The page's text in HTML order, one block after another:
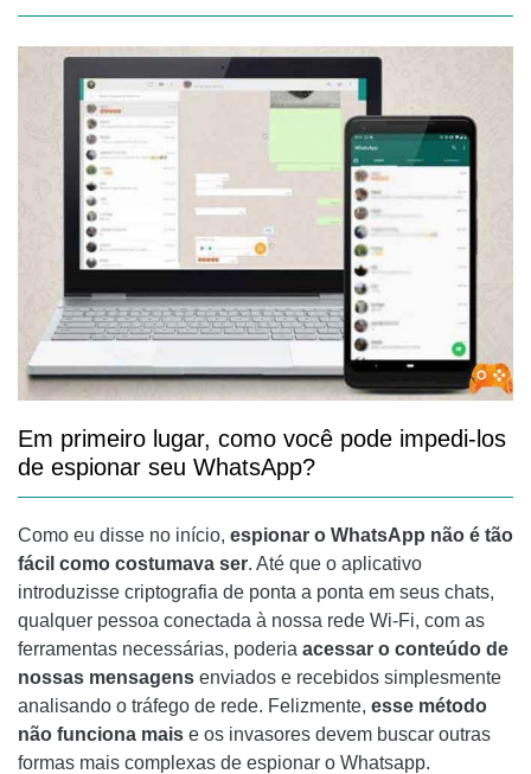
Em primeiro lugar, como você pode impedi-los
de espionar seu WhatsApp?
Como eu disse no início, espionar o WhatsApp não é tão
fácil como costumava ser. Até que o aplicativo
introduzisse criptografia de ponta a ponta em seus chats,
qualquer pessoa conectada à nossa rede Wi-Fi, com as
ferramentas necessárias, poderia acessar o conteúdo de
nossas mensagens enviados e recebidos simplesmente
analisando o tráfego de rede. Felizmente, esse método
não funciona mais e os invasores devem buscar outras
formas mais complexas de espionar o Whatsapp.